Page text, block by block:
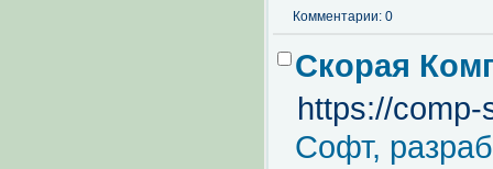
Комментарии: 0
Скорая
https://
Софт,